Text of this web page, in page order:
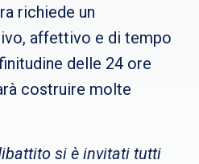
richiede un
affettivo e di tempo
delle 24 ore
costruire molte
si è invitati tutti